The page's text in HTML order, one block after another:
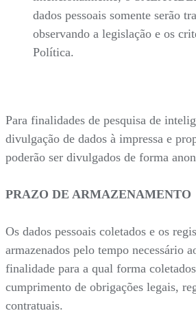
dados pessoais somente serão
observando a legislação e os
Política.
Para finalidades de pesquisa de
divulgação de dados à impressa e
poderão ser divulgados de forma
PRAZO DE ARMAZENAMENTO
Os dados pessoais coletados e os
armazenados pelo tempo necessário
finalidade para a qual forma
cumprimento de obrigações legais,
contratuais.